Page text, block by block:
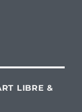
LIBRE &